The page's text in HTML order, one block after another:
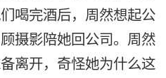
喝完酒后，周然想起公
摄影陪她回公司。周然
离开，奇怪她为什么这